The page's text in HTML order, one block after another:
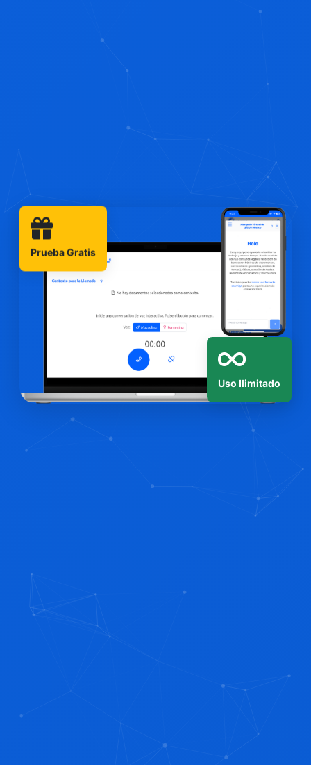
Prueba Gratis
Uso Ilimitado